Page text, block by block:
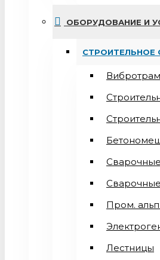
ОБОРУДОВАНИЕ И
СТРОИТЕЛЬНОЕ
Пром.
Лестницы